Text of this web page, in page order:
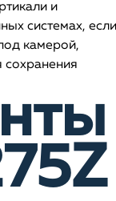
и
системах, если
камерой,
сохранения